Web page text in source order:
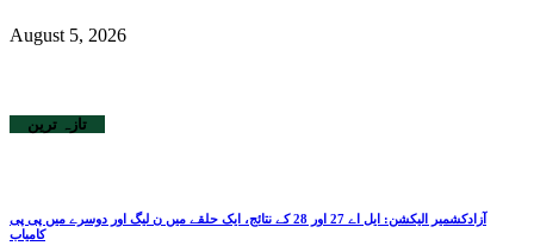
August 5, 2026
تازہ ترین
آزادکشمیر الیکشن: ایل اے 27 اور 28 کے نتائج، ایک حلقے میں ن لیگ اور دوسرے میں پی پی
کامیاب